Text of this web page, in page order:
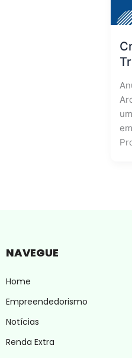
NAVEGUE
Home
Empreendedorismo
Notícias
Renda Extra